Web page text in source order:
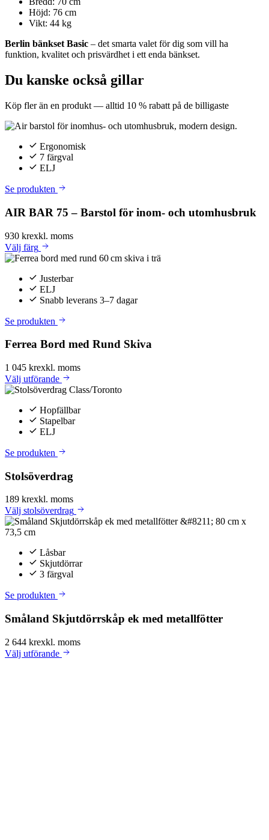
Höjd: 76 cm
Vikt: 44 kg
Berlin bänkset Basic – det smarta valet för dig som vill ha
funktion, kvalitet och prisvärdhet i ett enda bänkset.
Du kanske också gillar
Köp fler än en produkt — alltid 10 % rabatt på de billigaste
Ergonomisk
7 färgval
ELJ
Se produkten
AIR BAR 75 – Barstol för inom- och utomhusbruk
930 krexkl. moms
Välj färg
Justerbar
ELJ
Snabb leverans 3–7 dagar
Se produkten
Ferrea Bord med Rund Skiva
1 045 krexkl. moms
Välj utförande
Hopfällbar
Stapelbar
ELJ
Se produkten
Stolsöverdrag
189 krexkl. moms
Välj stolsöverdrag
Låsbar
Skjutdörrar
3 färgval
Se produkten
Småland Skjutdörrskåp ek med metallfötter
2 644 krexkl. moms
Välj utförande